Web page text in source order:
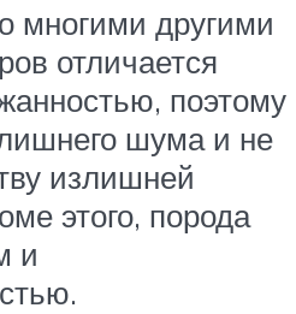
многими другими
отличается
поэтому
шума и не
излишней
этого, порода
и